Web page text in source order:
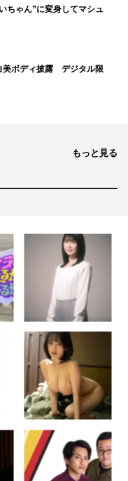
ちゃん”に変身してマシュ
美ボディ披露 デジタル限
もっと見る